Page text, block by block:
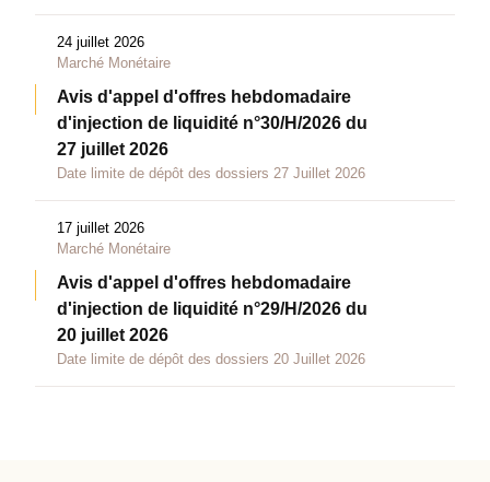
24 juillet 2026
Marché Monétaire
Avis d'appel d'offres hebdomadaire
d'injection de liquidité n°30/H/2026 du
27 juillet 2026
Date limite de dépôt des dossiers 27 Juillet 2026
17 juillet 2026
Marché Monétaire
Avis d'appel d'offres hebdomadaire
d'injection de liquidité n°29/H/2026 du
20 juillet 2026
Date limite de dépôt des dossiers 20 Juillet 2026